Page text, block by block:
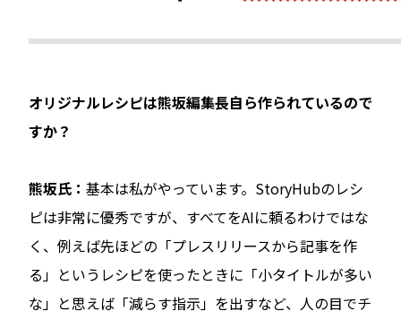
――オリジナルレシピは熊坂編集長自ら作られているので
すか？
熊坂氏： 基本は私がやっています。StoryHubのレシ
ピは非常に優秀ですが、すべてをAIに頼るわけではな
く、例えば先ほどの「プレスリリースから記事を作
る」というレシピを使ったときに「小タイトルが多い
な」と思えば「減らす指示」を出すなど、人の目でチ